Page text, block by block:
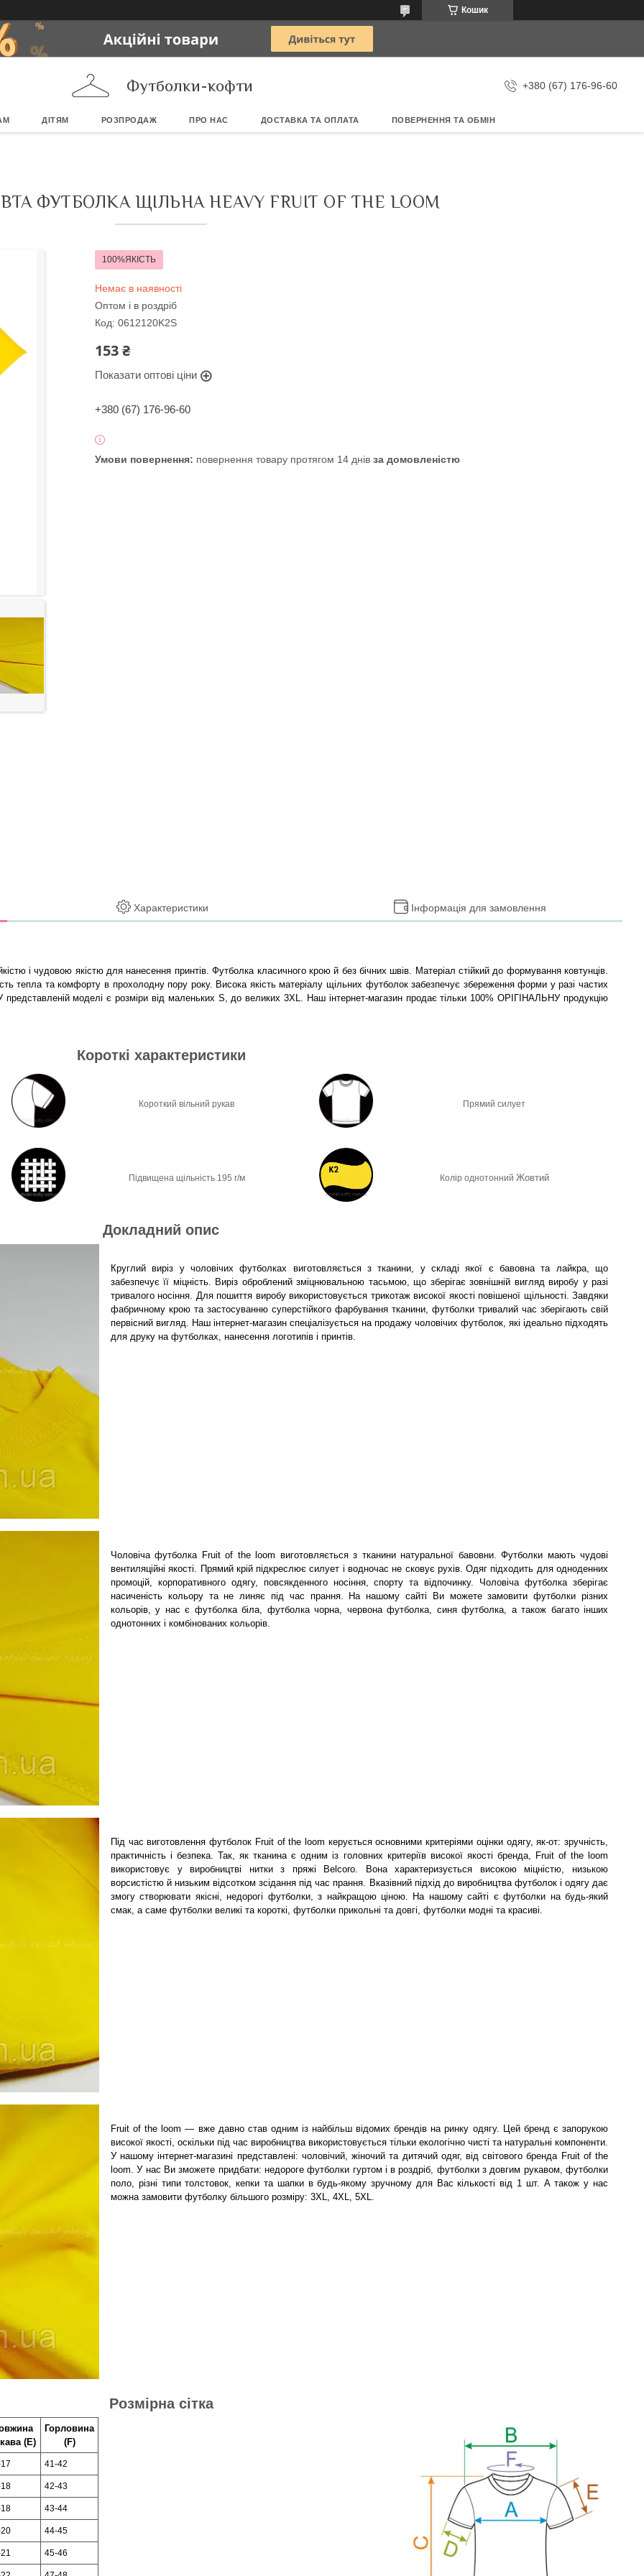
Кошик
Футболки-кофти +380 (67) 176-96-60
ДІТЯМ РОЗПРОДАЖ ПРО НАС ДОСТАВКА ТА ОПЛАТА ПОВЕРНЕННЯ ТА ОБМІН
ФУТБОЛКА ЩІЛЬНА HEAVY FRUIT OF THE LOOM
100%ЯКІСТЬ
Немає в наявності
Оптом і в роздріб
Код: 0612120K2S
153 ₴
Показати оптові ціни
+380 (67) 176-96-60
повернення товару протягом 14 днів за домовленістю
Характеристики Інформація для замовлення
і чудовою якістю для нанесення принтів. Футболка класичного крою й без бічних швів. Матеріал стійкий до формування ковтунців.
тепла та комфорту в прохолодну пору року. Висока якість матеріалу щільних футболок забезпечує збереження форми у разі частих
представленій моделі є розміри від маленьких S, до великих 3XL. Наш інтернет-магазин продає тільки 100% ОРІГІНАЛЬНУ продукцію
Короткі характеристики
Короткий вільний рукав Прямий силует
Підвищена щільність 195 г/м Колір однотонний Жовтий
Докладний опис
Круглий виріз у чоловічих футболках виготовляється з тканини, у складі якої є бавовна та лайкра, що
забезпечує її міцність. Виріз оброблений зміцнювальною тасьмою, що зберігає зовнішній вигляд виробу у разі
тривалого носіння. Для пошиття виробу використовується трикотаж високої якості повішеної щільності. Завдяки
фабричному крою та застосуванню суперстійкого фарбування тканини, футболки тривалий час зберігають свій
первісний вигляд. Наш інтернет-магазин спеціалізується на продажу чоловічих футболок, які ідеально підходять
для друку на футболках, нанесення логотипів і принтів.
Чоловіча футболка Fruit of the loom виготовляється з тканини натуральної бавовни. Футболки мають чудові
вентиляційні якості. Прямий крій підкреслює силует і водночас не сковує рухів. Одяг підходить для одноденних
промоцій, корпоративного одягу, повсякденного носіння, спорту та відпочинку. Чоловіча футболка зберігає
насиченість кольору та не линяє під час прання. На нашому сайті Ви можете замовити футболки різних
кольорів, у нас є футболка біла, футболка чорна, червона футболка, синя футболка, а також багато інших
однотонних і комбінованих кольорів.
Під час виготовлення футболок Fruit of the loom керується основними критеріями оцінки одягу, як-от: зручність,
практичність і безпека. Так, як тканина є одним із головних критеріїв високої якості бренда, Fruit of the loom
використовує у виробництві нитки з пряжі Belcoro. Вона характеризується високою міцністю, низькою
ворсистістю й низьким відсотком зсідання під час прання. Вказівний підхід до виробництва футболок і одягу дає
змогу створювати якісні, недорогі футболки, з найкращою ціною. На нашому сайті є футболки на будь-який
смак, а саме футболки великі та короткі, футболки прикольні та довгі, футболки модні та красиві.
Fruit of the loom — вже давно став одним із найбільш відомих брендів на ринку одягу. Цей бренд є запорукою
високої якості, оскільки під час виробництва використовується тільки екологічно чисті та натуральні компоненти.
У нашому інтернет-магазині представлені: чоловічий, жіночий та дитячий одяг, від світового бренда Fruit of the
loom. У нас Ви зможете придбати: недороге футболки гуртом і в роздріб, футболки з довгим рукавом, футболки
поло, різні типи толстовок, кепки та шапки в будь-якому зручному для Вас кількості від 1 шт. А також у нас
можна замовити футболку більшого розміру: 3XL, 4XL, 5XL.
Розмірна сітка
(Е)
Горловина
(F)
41-42
42-43
43-44
44-45
45-46